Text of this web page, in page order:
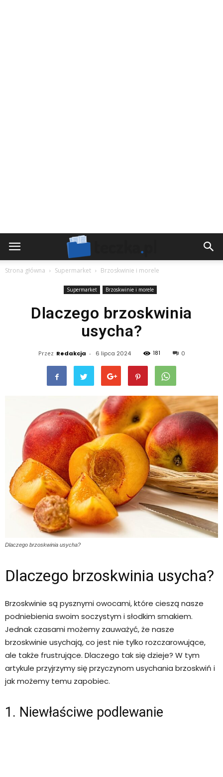
Strona główna Supermarket Brzoskwinie i morele
Supermarket Brzoskwinie i morele
Dlaczego brzoskwinia
usycha?
Przez Redakcja - 6 lipca 2024 181 0
Dlaczego brzoskwinia usycha?
Dlaczego brzoskwinia usycha?
Brzoskwinie są pysznymi owocami, które cieszą nasze
podniebienia swoim soczystym i słodkim smakiem.
Jednak czasami możemy zauważyć, że nasze
brzoskwinie usychają, co jest nie tylko rozczarowujące,
ale także frustrujące. Dlaczego tak się dzieje? W tym
artykule przyjrzymy się przyczynom usychania brzoskwiń i
jak możemy temu zapobiec.
1. Niewłaściwe podlewanie